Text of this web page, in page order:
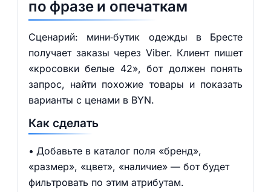
по фразе и опечаткам
Сценарий: мини‑бутик одежды в Бресте
получает заказы через Viber. Клиент пишет
«кросовки белые 42», бот должен понять
запрос, найти похожие товары и показать
варианты с ценами в BYN.
Как сделать
Добавьте в каталог поля «бренд»,
«размер», «цвет», «наличие» — бот будет
фильтровать по этим атрибутам.